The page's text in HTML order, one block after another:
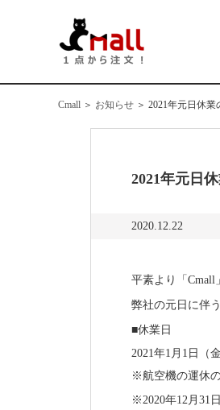
Cmall ＞ お知らせ ＞ 2021年元日休業
2021年元日
2020.12.22
平素より「 Cmall
弊社の元日 に伴
■休業日
2021年1 月 1 日（金
※航空機の運休
※2020年12月 31